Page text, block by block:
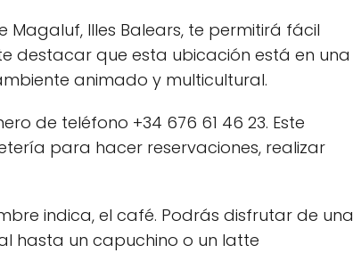
Magaluf, Illes Balears, te permitirá fácil
destacar que esta ubicación está en una
animado y multicultural.
de teléfono +34 676 61 46 23. Este
para hacer reservaciones, realizar
indica, el café. Podrás disfrutar de una
hasta un capuchino o un latte